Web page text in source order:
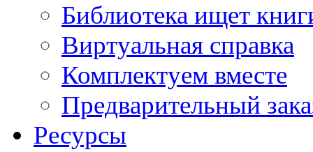
Библиотека ищет
Виртуальная справка
Комплектуем вместе
Предварительный
Ресурсы